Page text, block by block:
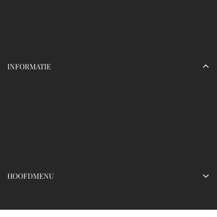
INFORMATIE
HOOFDMENU